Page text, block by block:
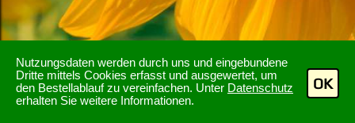
Nutzungsdaten werden durch uns und eingebundene
Dritte mittels Cookies erfasst und ausgewertet, um
den Bestellablauf zu vereinfachen. Unter Datenschutz
erhalten Sie weitere Informationen.
OK